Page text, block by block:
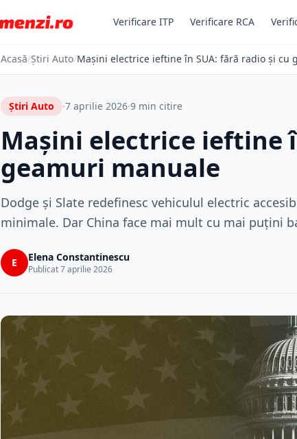
Verificare ITP Verificare RCA
Acasă/Știri Auto/Mașini electrice ieftine în SUA: fără radio și cu
Știri Auto ·7 aprilie 2026·9 min citire
Mașini electrice ieftine
geamuri manuale
Dodge și Slate redefinesc vehiculul electric
minimale. Dar China face mai mult cu mai puțini
E Elena Constantinescu
Publicat 7 aprilie 2026